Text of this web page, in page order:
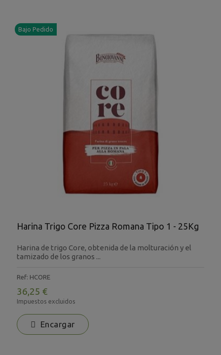
Harina Trigo Core Pizza Romana Tipo 1 - 25Kg
Harina de trigo Core, obtenida de la molturación y el
tamizado de los granos ...
Ref: HCORE
36,25 €
Impuestos excluidos
Encargar
Bajo Pedido